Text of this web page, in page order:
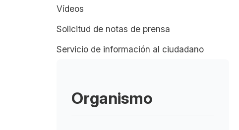
Vídeos
Solicitud de notas de prensa
Servicio de información al ciudadano
Organismo